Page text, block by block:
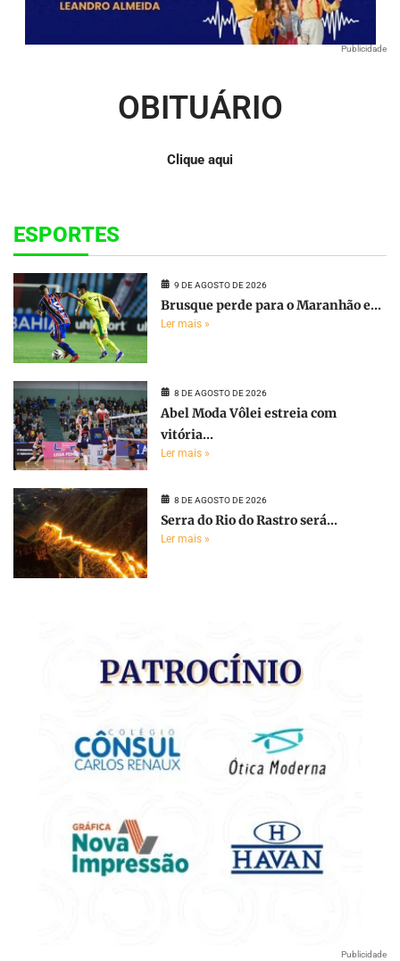
Publicidade
OBITUÁRIO
Clique aqui
ESPORTES
9 DE AGOSTO DE 2026
Brusque perde para o Maranhão e...
Ler mais »
8 DE AGOSTO DE 2026
Abel Moda Vôlei estreia com
vitória...
Ler mais »
8 DE AGOSTO DE 2026
Serra do Rio do Rastro será...
Ler mais »
Publicidade